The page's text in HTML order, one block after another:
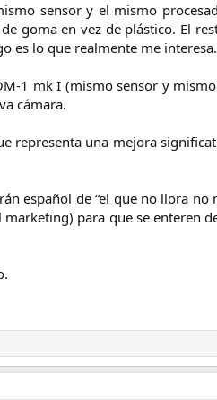
sensor y el mismo
goma en vez de plástico. El
es lo que realmente me interesa.
1 mk I (mismo sensor y
cámara.
representa una mejora
español de “el que no llora no
para que se enteren